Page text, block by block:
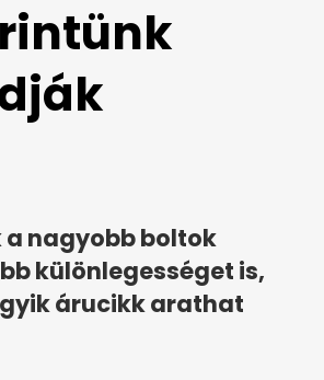
a nagyobb boltok
különlegességet is,
árucikk arathat